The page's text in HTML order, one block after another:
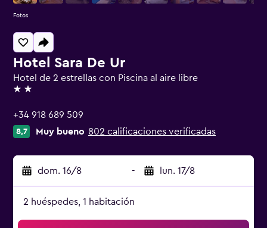
Hotel Sara De Ur
Hotel de 2 estrellas con Piscina al aire libre
2 estrellas
+34 918 689 509
8,7 Muy bueno 802 calificaciones verificadas
dom. 16/8 - lun. 17/8
2 huéspedes, 1 habitación
Fotos